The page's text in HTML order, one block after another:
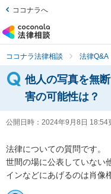
ココナラへ
ココナラ法律相談 法律Q&A
他人の写真を無
害の可能性は？
公開日時： 2024年9月8日 18:54
法律についての質問です。
世間の場に公表していない
インなどにあげるのは肖像